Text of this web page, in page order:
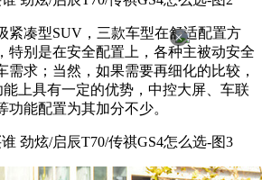
紧凑型SUV，三款车型在舒适配置方
特别是在安全配置上，各种主被动安全
需求；当然，如果需要再细化的比较，
上具有一定的优势，中控大屏、车联
功能配置为其加分不少。
×